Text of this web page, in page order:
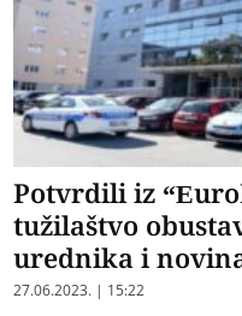
Potvrdili iz
tužilaštvo
urednika i
27.06.2023. | 15:22